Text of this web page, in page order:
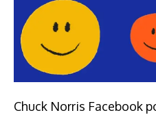
Chuck Norris Facebook